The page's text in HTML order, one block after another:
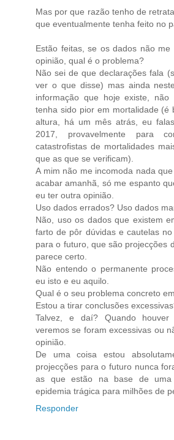
Mas por que razão tenho de
que eventualmente tenha feito no
Estão feitas, se os dados não
opinião, qual é o problema?
Não sei de que declarações fala
ver o que disse) mas ainda
informação que hoje existe,
tenha sido pior em mortalidade (é
altura, há um mês atrás, eu
2017, provavelmente para
catastrofistas de mortalidades
que as que se verificam).
A mim não me incomoda nada
acabar amanhã, só me espanto
eu ter outra opinião.
Uso dados errados? Uso dados
Não, uso os dados que existem
farto de pôr dúvidas e cautelas
para o futuro, que são projecções
parece certo.
Não entendo o permanente
eu isto e eu aquilo.
Qual é o seu problema concreto
Estou a tirar conclusões
Talvez, e daí? Quando houver
veremos se foram excessivas ou
opinião.
De uma coisa estou
projecções para o futuro nunca
as que estão na base de
epidemia trágica para milhões de
Responder